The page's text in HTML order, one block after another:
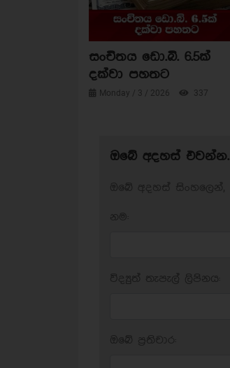
සංචිතය ඩො.බි. 6.5ක්
දක්වා පහතට
Monday / 3 / 2026 337
ඔබේ අදහස් එවන්න.